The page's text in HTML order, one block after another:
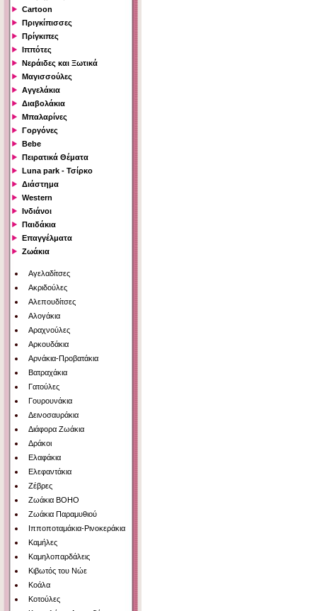
Cartoon
Πριγκίπισσες
Πρίγκιπες
Ιππότες
Νεράιδες και Ξωτικά
Μαγισσούλες
Αγγελάκια
Διαβολάκια
Μπαλαρίνες
Γοργόνες
Bebe
Πειρατικά Θέματα
Luna park - Τσίρκο
Διάστημα
Western
Ινδιάνοι
Παιδάκια
Επαγγέλματα
Ζωάκια
Αγελαδίτσες
Ακριδούλες
Αλεπουδίτσες
Αλογάκια
Αραχνούλες
Αρκουδάκια
Αρνάκια-Προβατάκια
Βατραχάκια
Γατούλες
Γουρουνάκια
Δεινοσαυράκια
Διάφορα Ζωάκια
Δράκοι
Ελαφάκια
Ελεφαντάκια
Ζέβρες
Ζωάκια BOHO
Ζωάκια Παραμυθιού
Ιπποποταμάκια-Ρινοκεράκια
Καμήλες
Καμηλοπαρδάλεις
Κιβωτός του Νώε
Κοάλα
Κοτούλες